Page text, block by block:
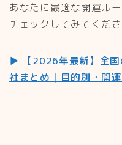
あなたに最適な開運ル
チェックしてみてくださ
▶︎ 【2026年最新】全国
社まとめ｜目的別・開